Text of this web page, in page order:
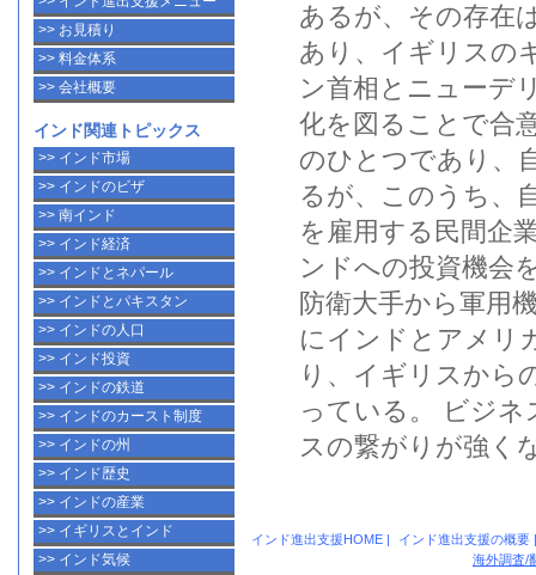
あるが、その存在
あり、イギリスの
ン首相 と ニューデ
化を図ることで合
のひとつであり、
るが、このうち、
を雇用する 民間企
ンドへの投資機会
防衛大手から軍用
に インド とアメリ
り、イギリスから
っている。
ビジネ
スの繋がりが強く
>> お見積り
>> 料金体系
>> 会社概要
インド関連トピックス
>> インド市場
>> インドのビザ
>> 南インド
>> インド経済
>> インドとネパール
>> インドとパキスタン
>> インドの人口
>> インド投資
>> インドの鉄道
>> インドのカースト制度
>> インドの州
>> インド歴史
>> インドの産業
>> イギリスとインド
>> インド気候
インド進出支援HOME| インド進出支援の概要
海外調査/